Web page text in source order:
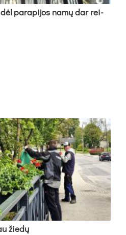
dėl pa­ra­pi­jos na­mų dar rei­
žie­dų